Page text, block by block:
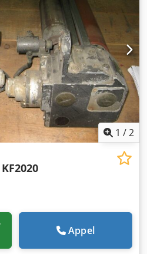
1 /2
KF2020
Appel